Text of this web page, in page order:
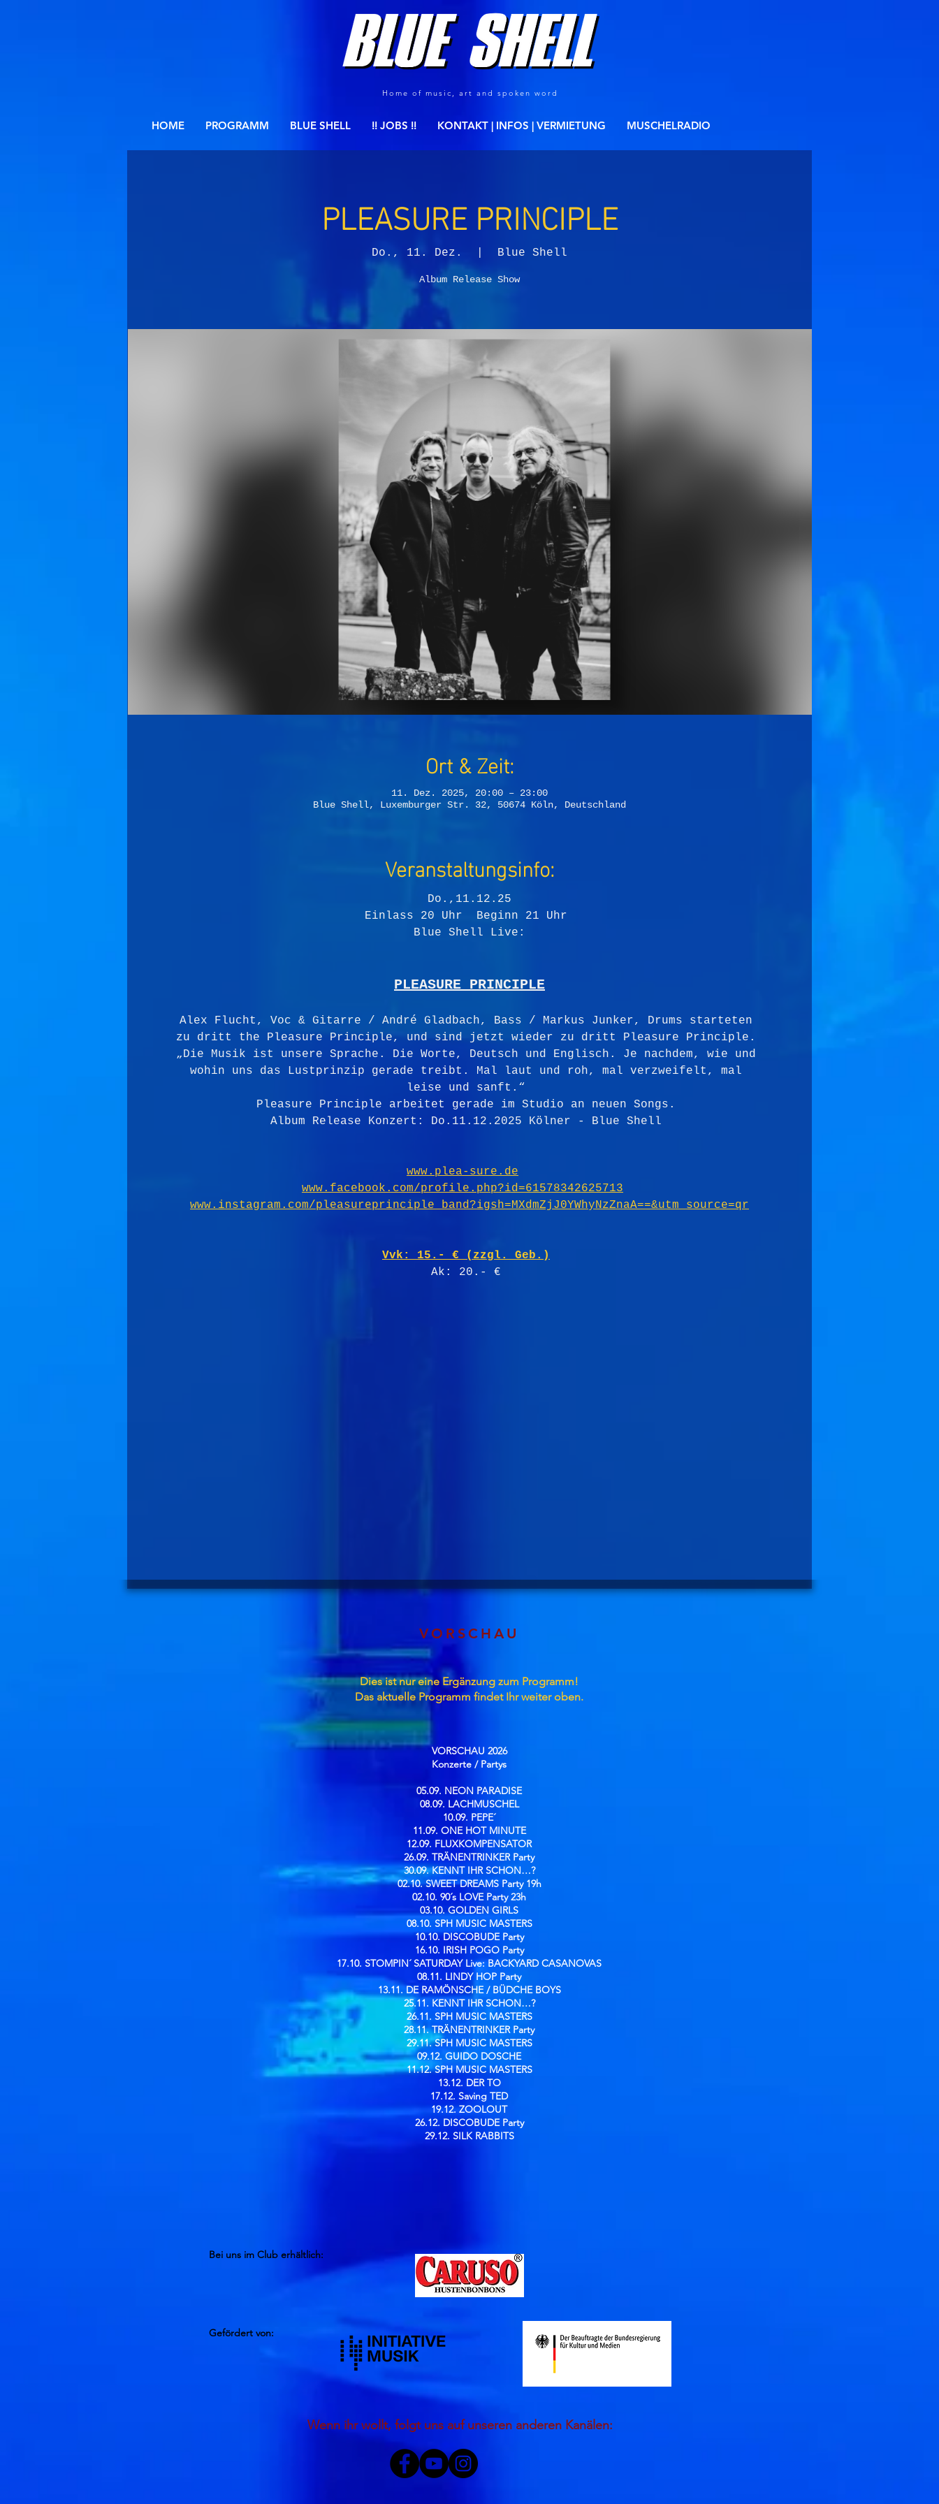
Home of music, art and spoken word
HOME PROGRAMM BLUE SHELL !! JOBS !! KONTAKT | INFOS | VERMIETUNG MUSCHELRADIO
PLEASURE PRINCIPLE
Do., 11. Dez. Blue Shell
Album Release Show
Ort & Zeit:
11. Dez. 2025, 20:00 – 23:00
Blue Shell, Luxemburger Str. 32, 50674 Köln, Deutschland
Veranstaltungsinfo:
Do.,11.12.25
Einlass 20 Uhr  Beginn 21 Uhr
Blue Shell Live:
PLEASURE PRINCIPLE
Alex Flucht, Voc & Gitarre / André Gladbach, Bass / Markus Junker, Drums starteten
zu dritt the Pleasure Principle, und sind jetzt wieder zu dritt Pleasure Principle.
„Die Musik ist unsere Sprache. Die Worte, Deutsch und Englisch. Je nachdem, wie und
wohin uns das Lustprinzip gerade treibt. Mal laut und roh, mal verzweifelt, mal
leise und sanft.“
Pleasure Principle arbeitet gerade im Studio an neuen Songs.
Album Release Konzert: Do.11.12.2025 Kölner - Blue Shell
www.plea-sure.de
www.facebook.com/profile.php?id=61578342625713
www.instagram.com/pleasureprinciple_band?igsh=MXdmZjJ0YWhyNzZnaA==&utm_source=qr
Vvk: 15.- € (zzgl. Geb.)
Ak: 20.- €
VORSCHAU
Dies ist nur eine Ergänzung zum Programm!
Das aktuelle Programm findet Ihr weiter oben.
VORSCHAU 2026
Konzerte / Partys​
05.09. NEON PARADISE
08.09. LACHMUSCHEL
10.09. PEPE´
11.09. ONE HOT MINUTE
12.09. FLUXKOMPENSATOR
26.09. TRÄNENTRINKER Party
30.09. KENNT IHR SCHON…?
02.10. SWEET DREAMS Party 19h
02.10. 90´s LOVE Party 23h
03.10. GOLDEN GIRLS
08.10. SPH MUSIC MASTERS
10.10. DISCOBUDE Party
16.10. IRISH POGO Party
17.10. STOMPIN´ SATURDAY Live: BACKYARD CASANOVAS
08.11. LINDY HOP Party
13.11. DE RAMÖNSCHE / BÜDCHE BOYS
25.11. KENNT IHR SCHON…?
26.11. SPH MUSIC MASTERS
28.11. TRÄNENTRINKER Party
29.11. SPH MUSIC MASTERS
09.12. GUIDO DOSCHE
11.12. SPH MUSIC MASTERS
13.12. DER TO
17.12. Saving TED
19.12. ZOOLOUT
26.12. DISCOBUDE Party
29.12. SILK RABBITS
Bei uns im Club erhältlich:
Gefördert von:
Wenn ihr wollt, folgt uns auf unseren anderen Kanälen: